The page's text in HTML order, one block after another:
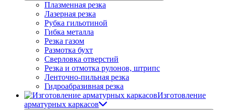
Плазменная резка
Лазерная резка
Рубка гильотиной
Гибка металла
Резка газом
Размотка бухт
Сверловка отверстий
Резка и отмотка рулонов, штрипс
Ленточно-пильная резка
Гидроабразивная резка
Изготовление
арматурных каркасов